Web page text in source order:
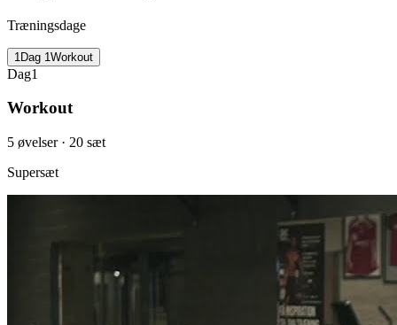
Træningsdage
1 Dag 1Workout
Dag1
Workout
5 øvelser· 20 sæt
Supersæt